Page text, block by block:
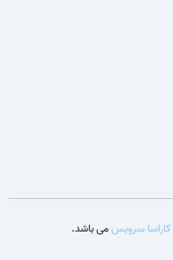
کاراسا سرویسمی باشد.